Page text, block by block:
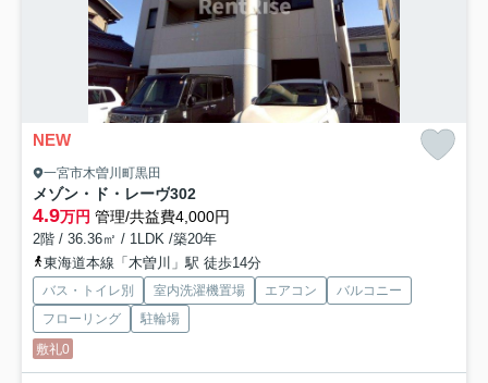
NEW
一宮市木曽川町黒田
メゾン・ド・レーヴ302
4.9万円 管理/共益費4,000円
2階 / 36.36㎡ / 1LDK /築20年
東海道本線「木曽川」駅 徒歩14分
バス・トイレ別 室内洗濯機置場 エアコン
バルコニー
フローリング
駐輪場
敷礼0